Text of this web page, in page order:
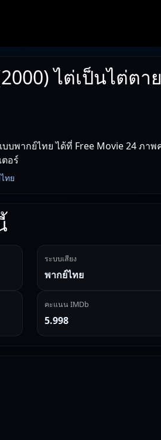
ไต่เป็นไต่ตาย
บพากย์ไทย ได้ที่ Free Movie 24 ภาพ
อร์
ทย
ระบบเสียง
พากย์ไทย
คะแนน IMDb
5.998